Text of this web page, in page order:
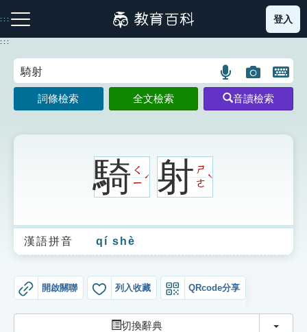
到
主
:::
注音索引圖示 筆畫索引圖示 部首索引表圖示
生字詞彙表
成語故事
索引選單
登入
:::
語
言
搜
圖
片
搜
開
鍵
圖
詞條檢索 全文檢索 音讀檢索
騎ㄑ
ㄧ
ˊ 射ㄕ
ㄜ
ˋ
漢語拼音 qí shè
開啟關聯 列入收藏 QRcode分享
切換辭典 切換